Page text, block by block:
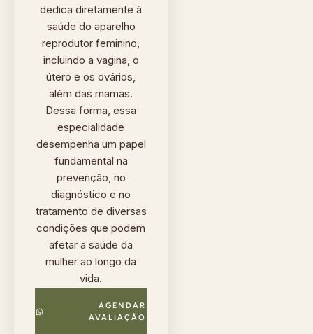
dedica diretamente à
saúde do aparelho
reprodutor feminino,
incluindo a vagina, o
útero e os ovários,
além das mamas.
Dessa forma, essa
especialidade
desempenha um papel
fundamental na
prevenção, no
diagnóstico e no
tratamento de diversas
condições que podem
afetar a saúde da
mulher ao longo da
vida.
AGENDAR
AVALIAÇÃO